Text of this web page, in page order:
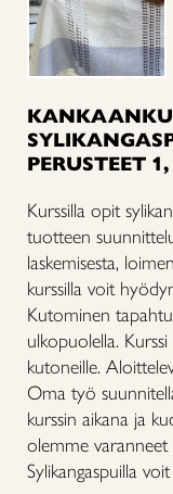
PERUSTEET
Kurssilla opit
tuotteen
laskemisesta,
kurssilla voit
Kutominen
ulkopuolella.
kutoneille.
Oma työ
kurssin aikana ja
olemme varanneet
Sylikangaspuilla